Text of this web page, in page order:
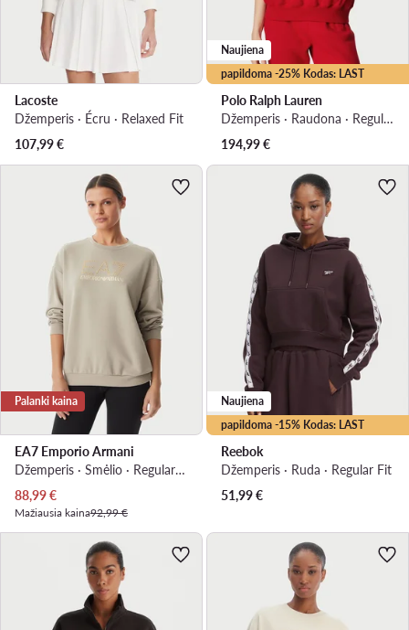
Lacoste
Džemperis · Écru · Relaxed Fit
107,99€
papildoma -25% Kodas: LAST
Naujiena
Polo Ralph Lauren
Džemperis · Raudona · Regular Fit
194,99€
Palanki kaina
EA7 Emporio Armani
Džemperis · Smėlio · Regular Fit
Dabartinė kaina
88,99€
Mažiausia kaina92,99 €
papildoma -15% Kodas: LAST
Naujiena
Reebok
Džemperis · Ruda · Regular Fit
51,99€